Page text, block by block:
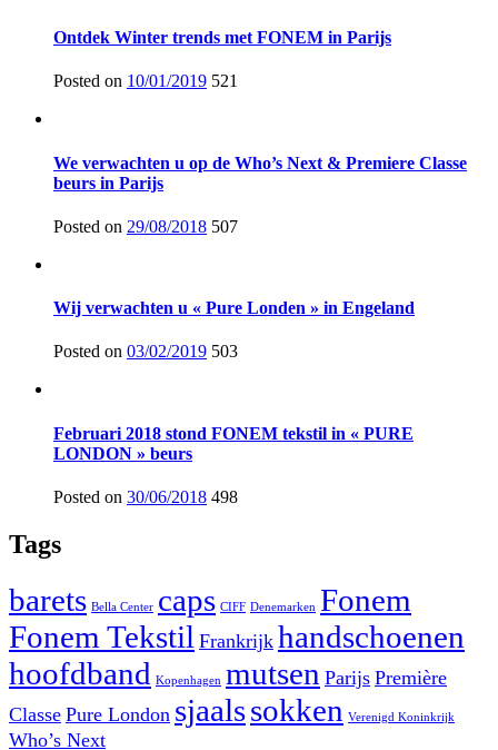
Ontdek Winter trends met FONEM in Parijs
Posted on 10/01/2019 521
We verwachten u op de Who’s Next & Premiere Classe
beurs in Parijs
Posted on 29/08/2018 507
Wij verwachten u « Pure Londen » in Engeland
Posted on 03/02/2019 503
Februari 2018 stond FONEM tekstil in « PURE
LONDON » beurs
Posted on 30/06/2018 498
Tags
barets Bella Center caps CIFF Denemarken Fonem
Fonem Tekstil Frankrijk handschoenen
hoofdband Kopenhagen mutsen Parijs Première
Classe Pure London sjaalssokken Verenigd Koninkrijk
Who’s Next